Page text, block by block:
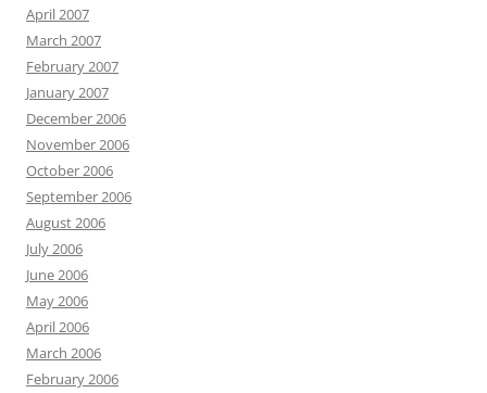
April 2007
March 2007
February 2007
January 2007
December 2006
November 2006
October 2006
September 2006
August 2006
July 2006
June 2006
May 2006
April 2006
March 2006
February 2006